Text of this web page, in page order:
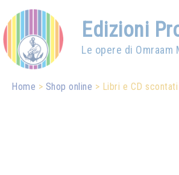
Edizioni
Le opere di Omraam
Home Shop online Libri e CD scontati